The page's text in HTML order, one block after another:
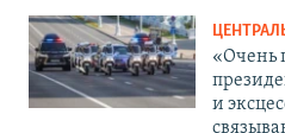
«Очень
и